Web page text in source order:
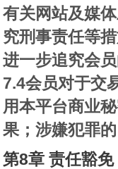
有关网站及媒
究刑事责任等
进一步追究会
7.4会员对于交
用本平台商业
果；涉嫌犯罪
第8章 责任豁免